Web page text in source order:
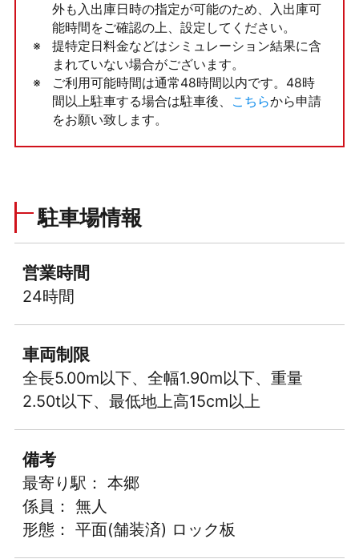
外も入出庫日時の指定が可能のため、入出庫可
能時間をご確認の上、設定してください。
提特定日料金などはシミュレーション結果に含
まれていない場合がございます。
ご利用可能時間は通常48時間以内です。48時
間以上駐車する場合は駐車後、
こちらから申請
をお願い致します。
駐車場情報
営業時間
24時間
車両制限
全長5.00m以下、全幅1.90m以下、重量
2.50t以下、最低地上高15cm以上
備考
最寄り駅： 本郷
係員： 無人
形態： 平面(舗装済) ロック板